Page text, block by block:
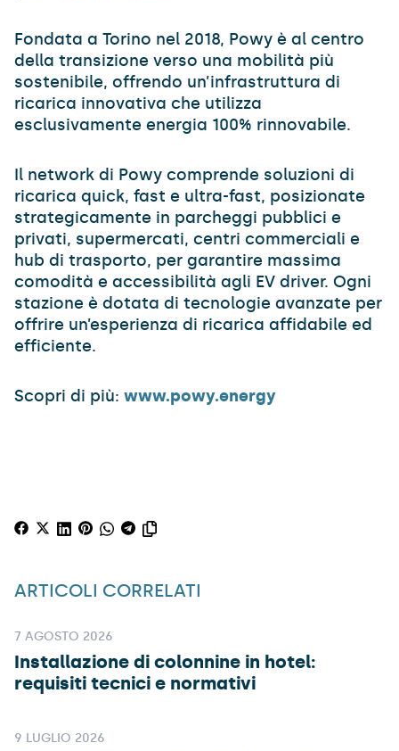
Fondata a Torino nel 2018, Powy è al centro
della transizione verso una mobilità più
sostenibile, offrendo un’infrastruttura di
ricarica innovativa che utilizza
esclusivamente energia 100% rinnovabile.
Il network di Powy comprende soluzioni di
ricarica quick, fast e ultra-fast, posizionate
strategicamente in parcheggi pubblici e
privati, supermercati, centri commerciali e
hub di trasporto, per garantire massima
comodità e accessibilità agli EV driver. Ogni
stazione è dotata di tecnologie avanzate per
offrire un’esperienza di ricarica affidabile ed
efficiente.
Scopri di più: www.powy.energy
ARTICOLI CORRELATI
7 AGOSTO 2026
Installazione di colonnine in hotel:
requisiti tecnici e normativi
9 LUGLIO 2026